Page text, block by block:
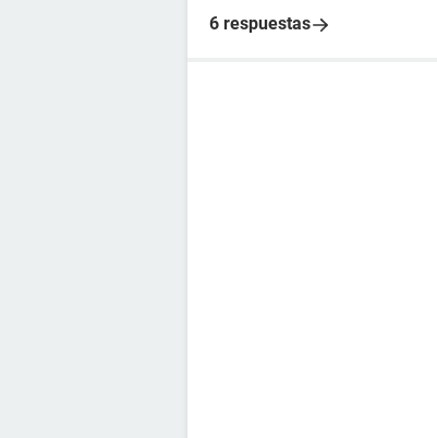
6 respuestas